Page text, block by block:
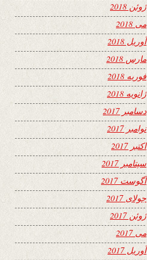
ژوئن 2018
می 2018
آوریل 2018
مارس 2018
فوریه 2018
ژانویه 2018
دسامبر 2017
نوامبر 2017
اکتبر 2017
سپتامبر 2017
آگوست 2017
جولای 2017
ژوئن 2017
می 2017
آوریل 2017